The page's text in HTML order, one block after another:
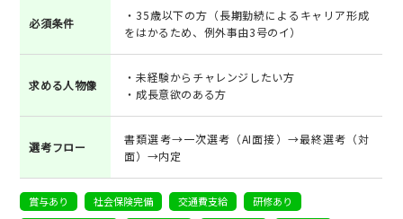
必須条件
・35歳以下の方（長期勤続によるキャリア形成
をはかるため、例外事由3号のイ）
求める人物像
・未経験からチャレンジしたい方
・成長意欲のある方
選考フロー
書類選考→一次選考（AI面接）→最終選考（対
面）→内定
賞与あり 社会保険完備 交通費支給
研修あり